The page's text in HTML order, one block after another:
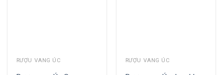
RƯỢU VANG ÚC RƯỢU VANG ÚC